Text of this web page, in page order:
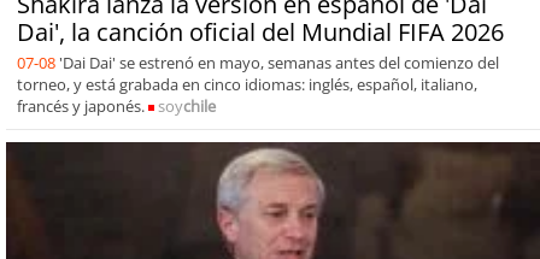
Dai', la canción oficial del Mundial FIFA 2026
07-08 'Dai Dai' se estrenó en mayo, semanas antes del comienzo del
torneo, y está grabada en cinco idiomas: inglés, español, italiano,
francés y japonés.
soychile